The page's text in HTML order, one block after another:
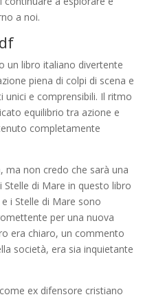
a noi.
un libro italiano divertente
piena di colpi di scena e
unici e comprensibili. Il ritmo
equilibrio tra azione e
completamente
ma non credo che sarà una
Stelle di Mare in questo libro
i Stelle di Mare sono
per una nuova
era chiaro, un commento
società, era sia inquietante
ex difensore cristiano